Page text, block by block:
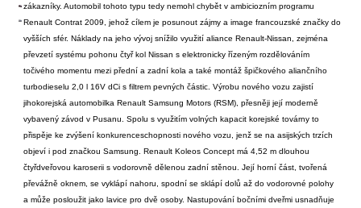
zákazníky. Automobil tohoto typu tedy nemohl chybět v ambiciozním programu
Renault Contrat 2009, jehož cílem je posunout zájmy a image francouzské značky do
vyšších sfér. Náklady na jeho vývoj snížilo využití aliance Renault-Nissan, zejména
převzetí systému pohonu čtyř kol Nissan s elektronicky řízeným rozdělováním
točivého momentu mezi přední a zadní kola a také montáž špičkového aliančního
turbodieselu 2,0 l 16V dCi s filtrem pevných částic. Výrobu nového vozu zajistí
jihokorejská automobilka Renault Samsung Motors (RSM), přesněji její moderně
vybavený závod v Pusanu. Spolu s využitím volných kapacit korejské továrny to
přispěje ke zvýšení konkurenceschopnosti nového vozu, jenž se na asijských trzích
objeví i pod značkou Samsung. Renault Koleos Concept má 4,52 m dlouhou
čtyřdveřovou karoserii s vodorovně dělenou zadní stěnou. Její horní část, tvořená
převážně oknem, se vyklápí nahoru, spodní se sklápí dolů až do vodorovné polohy
a může posloužit jako lavice pro dvě osoby. Nastupování bočními dveřmi usnadňuje